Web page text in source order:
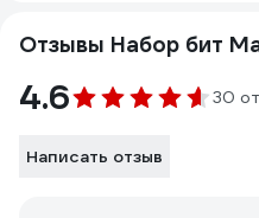
Отзывы Набор бит
4.6 30
Написать отзыв